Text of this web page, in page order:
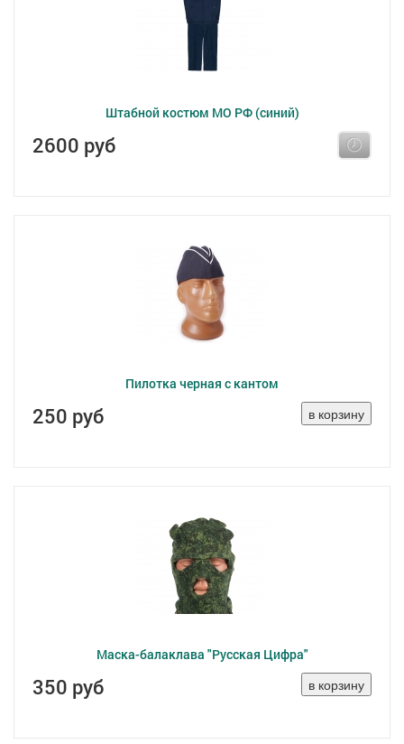
Штабной костюм МО РФ (синий)
2600 руб
Пилотка черная с кантом
250 руб
Маска-балаклава "Русская Цифра"
350 руб